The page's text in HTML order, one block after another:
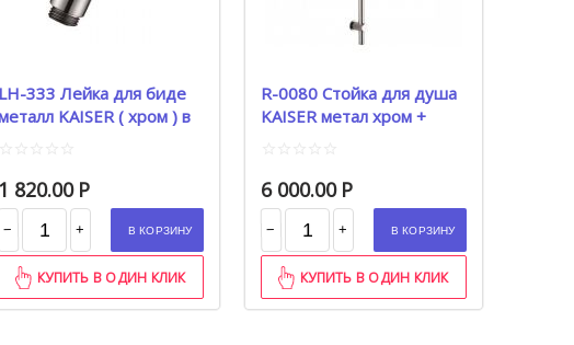
LH-333 Лейка для биде
KAISER ( хром ) в
1 820.00 Р
+
− В КОРЗИНУ
КУПИТЬ В ОДИН КЛИК
R-0080 Стойка для душа
KAISER метал хром +
6 000.00 Р
+
− В КОРЗИНУ
КУПИТЬ В ОДИН КЛИК